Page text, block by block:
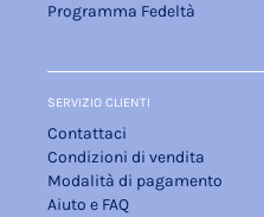
Programma Fedeltà
SERVIZIO CLIENTI
Contattaci
Condizioni di vendita
Modalità di pagamento
Aiuto e FAQ